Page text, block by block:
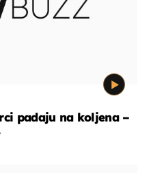
padaju na koljena –